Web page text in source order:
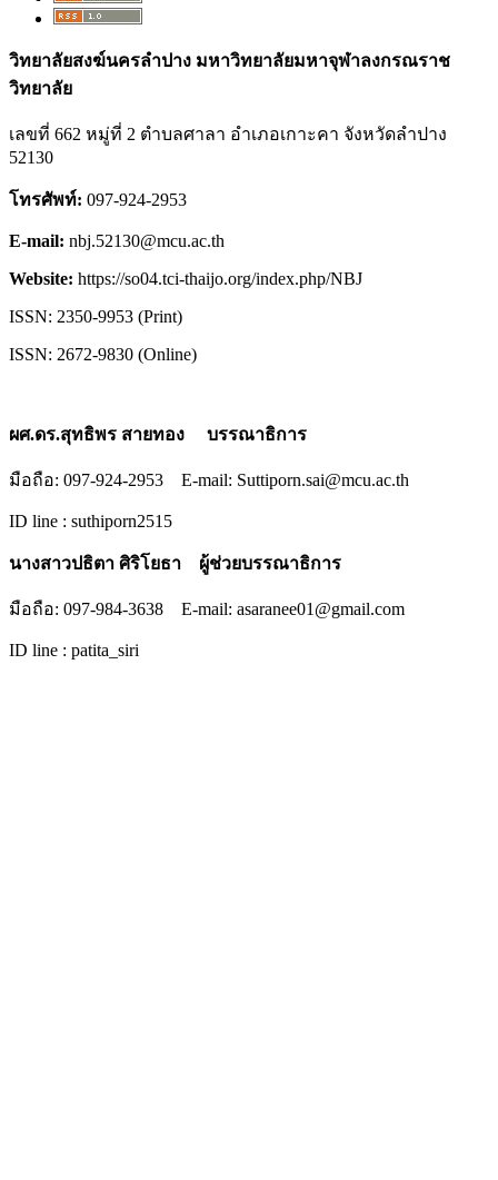
วิทยาลัยสงฆ์นครลำปาง มหาวิทยาลัยมหาจุฬาลงกรณราช
วิทยาลัย
เลขที่ 662 หมู่ที่ 2 ตำบลศาลา อำเภอเกาะคา จังหวัดลำปาง
52130
โทรศัพท์: 097-924-2953
E-mail: nbj.52130@mcu.ac.th
Website: https://so04.tci-thaijo.org/index.php/NBJ
ISSN: 2350-9953 (Print)
ISSN: 2672-9830 (Online)
ผศ.ดร.สุทธิพร สายทอง บรรณาธิการ
มือถือ: 097-924-2953 E-mail: Suttiporn.sai@mcu.ac.th
ID line : suthiporn2515
นางสาวปธิตา ศิริโยธา ผู้ช่วยบรรณาธิการ
มือถือ: 097-984-3638 E-mail: asaranee01@gmail.com
ID line : patita_siri